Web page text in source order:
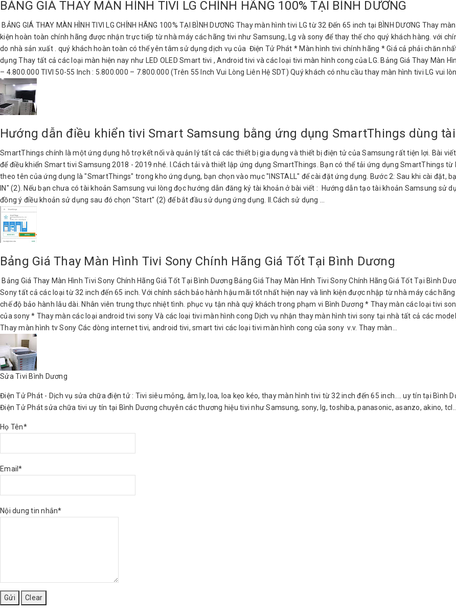
BẢNG GIÁ THAY MÀN HÌNH TIVI LG CHÍNH HÃNG 100% TẠI BÌNH DƯƠNG
BẢNG GIÁ THAY MÀN HÌNH TIVI LG CHÍNH HÃNG 100% TẠI BÌNH DƯƠNG Thay màn hình tivi LG từ 32 Đến 65 inch tại BÌNH DƯƠNG
kiện hoàn toàn chính hãng được nhận trực tiếp từ nhà máy các hãng tivi như Samsung, Lg và sony để thay thế cho quý khách hàng. với
do nhà sản xuất . quý khách hoàn toàn có thể yên tâm sử dụng dịch vụ của Điện Tử Phát * Màn hình tivi chính hãng * Giá cả phải chăn
dụng Thay tất cả các loại màn hiện nay như LED OLED Smart tivi , Android tivi và các loại tivi màn hình cong của LG. Bảng Giá Thay Màn
– 4.800.000 TIVI 50-55 Inch : 5.800.000 – 7.800.000 (Trên 55 Inch Vui Lòng Liên Hệ SDT) Quý khách có nhu cầu thay màn hình tivi LG vui
Hướng dẫn điều khiển tivi Smart Samsung bằng ứng dụng SmartThings dùng
SmartThings chính là một ứng dụng hỗ trợ kết nối và quản lý tất cả các thiết bị gia dụng và thiết bị điện tử của Samsung rất tiện lợi. Bài
để điều khiển Smart tivi Samsung 2018 - 2019 nhé. I.Cách tải và thiết lập ứng dụng SmartThings. Bạn có thể tải ứng dụng SmartThings
theo tên của ứng dụng là "SmartThings" trong kho ứng dụng, bạn chọn vào mục "INSTALL" để cài đặt ứng dụng. Bước 2: Sau khi cài đặt,
IN" (2). Nếu bạn chưa có tài khoản Samsung vui lòng đọc hướng dẫn đăng ký tài khoản ở bài viết : Hướng dẫn tạo tài khoản Samsung sử
đồng ý điều khoản sử dụng sau đó chọn "Start" (2) để bắt đầu sử dụng ứng dụng. II.Cách sử dụng ...
Bảng Giá Thay Màn Hình Tivi Sony Chính Hãng Giá Tốt Tại Bình Dương
Bảng Giá Thay Màn Hình Tivi Sony Chính Hãng Giá Tốt Tại Bình Dương Bảng Giá Thay Màn Hình Tivi Sony Chính Hãng Giá Tốt Tại Bình
Sony tất cả các loại từ 32 inch đến 65 inch. Với chính sách bảo hành hậu mãi tốt nhất hiện nay và linh kiện được nhập từ nhà máy các
chế độ bảo hành lâu dài. Nhân viên trung thực nhiệt tình. phục vụ tận nhà quý khách trong phạm vi Bình Dương * Thay màn các loại tivi
của sony * Thay màn các loại android tivi sony Và các loại tivi màn hình cong Dịch vụ nhận thay màn hình tivi sony tại nhà tất cả các
Thay màn hình tv Sony Các dòng internet tivi, android tivi, smart tivi các loại tivi màn hình cong của sony v.v. Thay màn...
Sửa Tivi Bình Dương
Điện Tử Phát - Dịch vụ sửa chữa điện tử : Tivi siêu mỏng, âm ly, loa, loa kẹo kéo, thay màn hình tivi từ 32 inch đến 65 inch.... uy tín tại Bình
Điện Tử Phát sửa chữa tivi uy tín tại Bình Dương chuyên các thương hiệu tivi như Samsung, sony, lg, toshiba, panasonic, asanzo, akino,
Họ Tên*
Email*
Nội dung tin nhắn*